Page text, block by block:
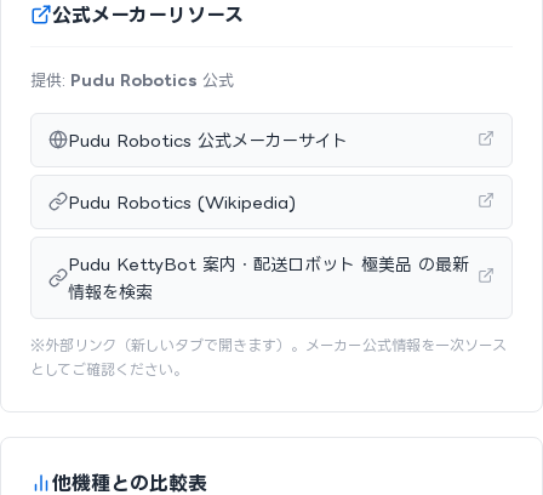
公式メーカーリソース
提供: Pudu Robotics 公式
Pudu Robotics 公式メーカーサイト
Pudu Robotics (Wikipedia)
Pudu KettyBot 案内・配送ロボット 極美品 の最新
情報を検索
※外部リンク（新しいタブで開きます）。メーカー公式情報を一次ソース
としてご確認ください。
他機種との比較表